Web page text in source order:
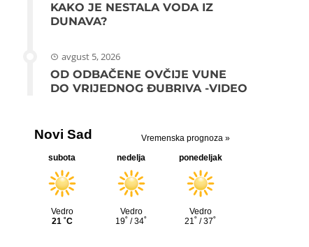
KAKO JE NESTALA VODA IZ
DUNAVA?
avgust 5, 2026
OD ODBAČENE OVČIJE VUNE
DO VRIJEDNOG ĐUBRIVA -VIDEO